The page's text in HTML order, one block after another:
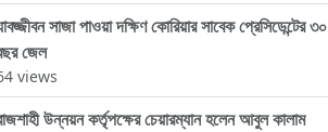
সাজা পাওয়া দক্ষিণ কোরিয়ার সাবেক প্রেসিডেন্টের ৩০
জেল
views
উন্নয়ন কর্তৃপক্ষের চেয়ারম্যান হলেন আবুল কালাম